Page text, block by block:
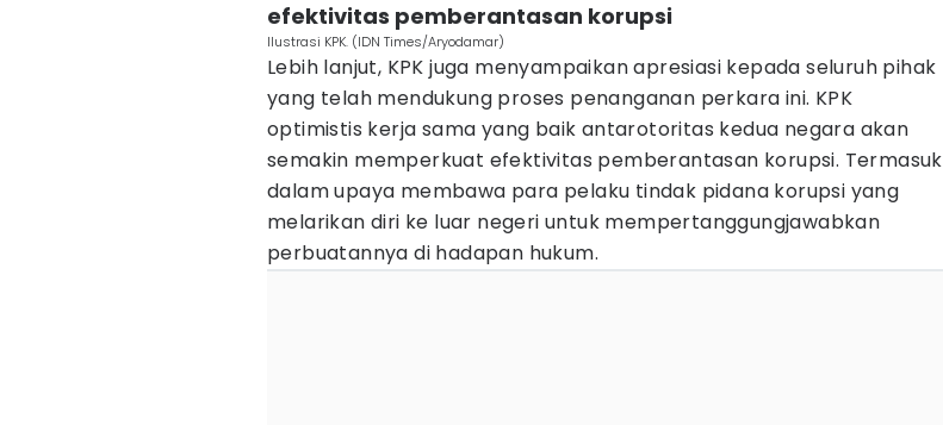
efektivitas pemberantasan korupsi
Ilustrasi KPK. (IDN Times/Aryodamar)
Lebih lanjut, KPK juga menyampaikan apresiasi kepada seluruh pihak
yang telah mendukung proses penanganan perkara ini. KPK
optimistis kerja sama yang baik antarotoritas kedua negara akan
semakin memperkuat efektivitas pemberantasan korupsi. Termasuk
dalam upaya membawa para pelaku tindak pidana korupsi yang
melarikan diri ke luar negeri untuk mempertanggungjawabkan
perbuatannya di hadapan hukum.